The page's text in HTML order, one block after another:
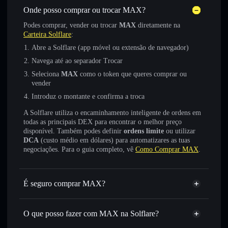
Onde posso comprar ou trocar MAX?
Podes comprar, vender ou trocar MAX diretamente na
Carteira Solflare:
Abre a Solflare (app móvel ou extensão de navegador)
Navega até ao separador Trocar
Seleciona MAX como o token que queres comprar ou
vender
Introduz o montante e confirma a troca
A Solflare utiliza o encaminhamento inteligente de ordens em
todas as principais DEX para encontrar o melhor preço
disponível. Também podes definir ordens limite ou utilizar
DCA (custo médio em dólares) para automatizares as tuas
negociações. Para o guia completo, vê Como Comprar MAX.
É seguro comprar MAX?
MAX token verificado
O que posso fazer com MAX na Solflare?